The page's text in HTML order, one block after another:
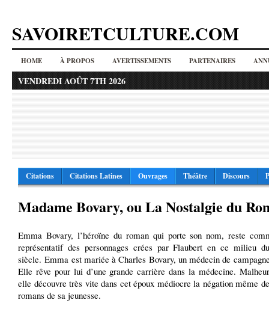
SAVOIRETCULTURE.COM
HOME À PROPOS AVERTISSEMENTS PARTENAIRES
VENDREDI AOÛT 7TH 2026
Citations Citations Latines Ouvrages Théâtre Discours
Madame Bovary, ou La Nostalgie du
Emma Bovary, l’héroïne du roman qui porte son nom, reste
représentatif des personnages crées par Flaubert en ce milieu
siècle. Emma est mariée à Charles Bovary, un médecin de
Elle rêve pour lui d’une grande carrière dans la médecine.
elle découvre très vite dans cet époux médiocre la négation même
romans de sa jeunesse.